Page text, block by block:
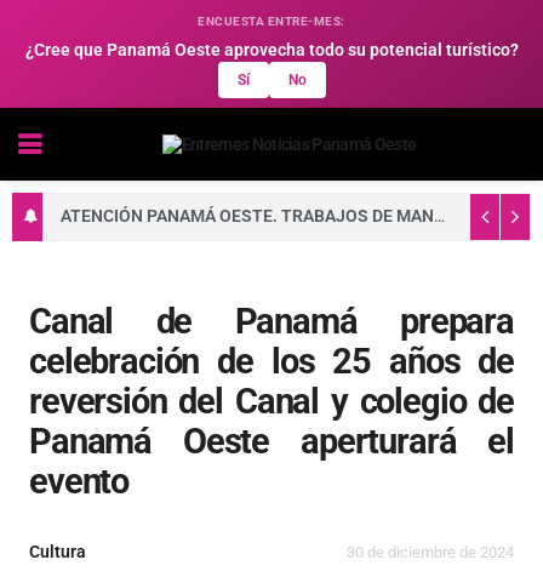
ENCUESTA ENTRE-MES:
¿Cree que Panamá Oeste aprovecha todo su potencial turístico?
Sí No
ATENCIÓN PANAMÁ OESTE. TRABAJOS DE MANTENIMIENTO EN LA RED ELÉCTRICA DEL 10 AL 16 DE AGOSTO DE 2026
Canal de Panamá prepara
celebración de los 25 años de
reversión del Canal y colegio de
Panamá Oeste aperturará el
evento
Cultura 30 de diciembre de 2024